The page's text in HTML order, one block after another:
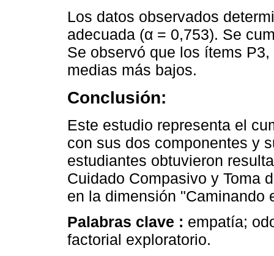
Los datos observados
adecuada (α = 0,753). Se
Se observó que los ítems
medias más bajos.
Conclusión:
Este estudio representa el
con sus dos componentes y
estudiantes obtuvieron
Cuidado Compasivo y Toma
en la dimensión "Caminando
Palabras clave : empatía;
factorial exploratorio.